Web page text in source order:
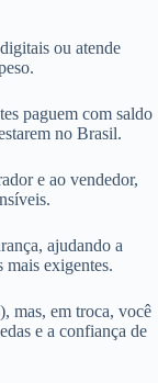
ou atende
paguem com saldo
no Brasil.
e ao vendedor,
ajudando a
mais exigentes.
mas, em troca, você
e a confiança de